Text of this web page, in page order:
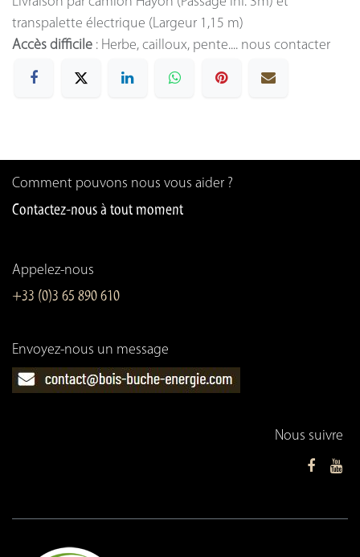
transpalette électrique (Largeur 1,15 m)
Accès difficile : Herbe, cailloux, pente.... nous contacter
Comment pouvons nous vous aider ?
Contactez-nous à tout moment
Appelez-nous
+33 (0)3 65 890 610
Envoyez-nous un message
Nous suivre